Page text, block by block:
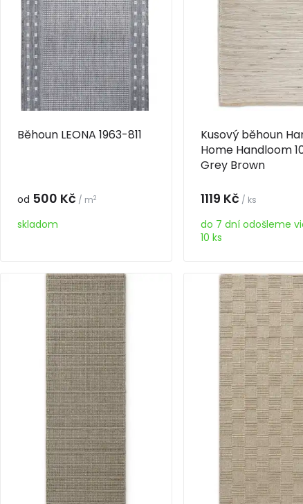
Běhoun LEONA 1963-811
od 500 Kč / m2
skladom
Kusový běhoun
Home Handloom
Grey Brown
1119 Kč / ks
do 7 dní odošleme
10 ks